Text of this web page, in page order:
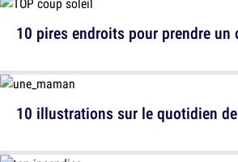
10 illustrations sur le quotidien
10 pires endroits pour prendre un